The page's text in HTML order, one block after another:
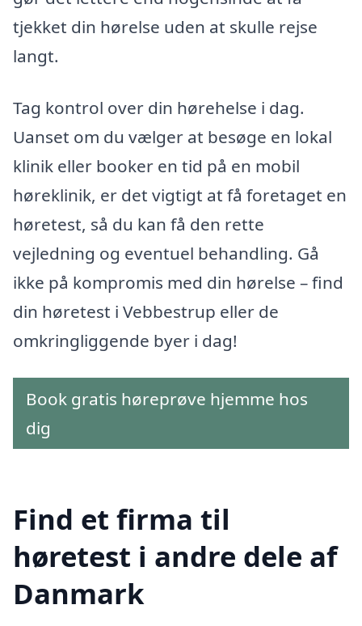
tjekket din hørelse uden at skulle rejse
langt.
Tag kontrol over din hørehelse i dag.
Uanset om du vælger at besøge en lokal
klinik eller booker en tid på en mobil
høreklinik, er det vigtigt at få foretaget en
høretest, så du kan få den rette
vejledning og eventuel behandling. Gå
ikke på kompromis med din hørelse – find
din høretest i Vebbestrup eller de
omkringliggende byer i dag!
Book gratis høreprøve hjemme hos
dig
Find et firma til
høretest i andre dele af
Danmark